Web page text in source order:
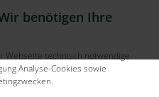
benötigen Ihre
Webseite technisch notwendige
Analyse-Cookies sowie